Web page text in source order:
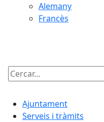
Alemany
Francès
Cercar:
Ajuntament
Serveis i tràmits